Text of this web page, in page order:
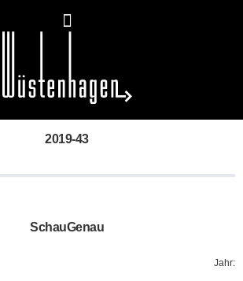
2019-43
SchauGenau
Jahr: